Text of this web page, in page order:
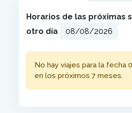
Horarios de las próximas
otro día
No hay viajes para la fecha
en los próximos 7 meses.